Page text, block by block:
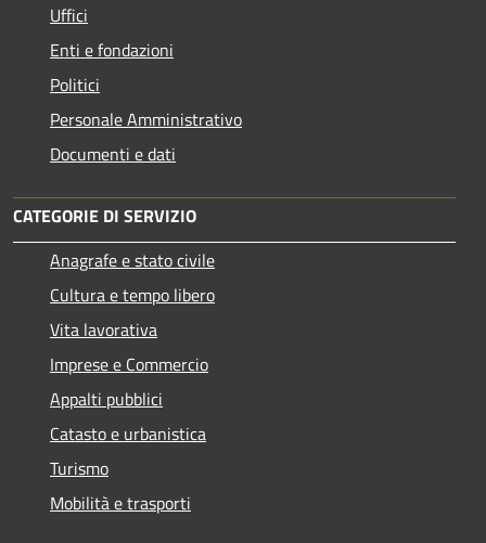
Uffici
Enti e fondazioni
Politici
Personale Amministrativo
Documenti e dati
CATEGORIE DI SERVIZIO
Anagrafe e stato civile
Cultura e tempo libero
Vita lavorativa
Imprese e Commercio
Appalti pubblici
Catasto e urbanistica
Turismo
Mobilità e trasporti